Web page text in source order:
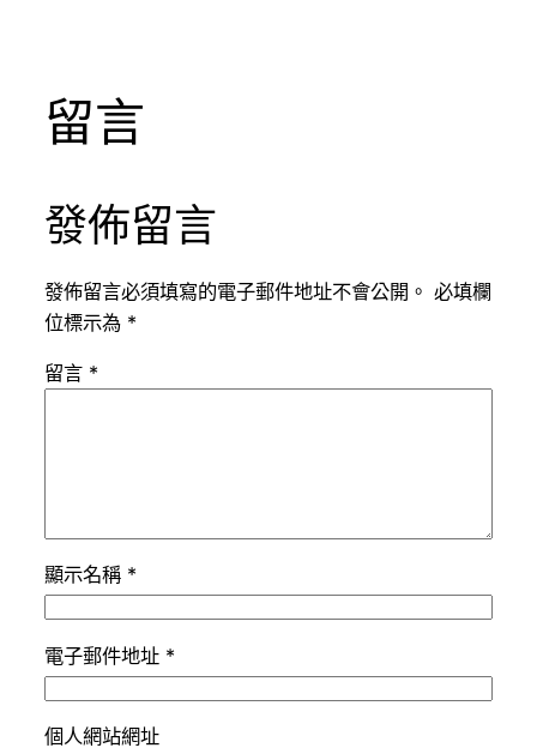
留言
發佈留言
發佈留言必須填寫的電子郵件地址不會公開。 必填欄
位標示為 *
留言 *
顯示名稱 *
電子郵件地址 *
個人網站網址